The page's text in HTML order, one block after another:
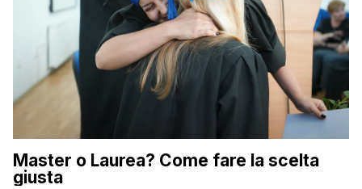
Master o Laurea? Come fare la scelta
giusta